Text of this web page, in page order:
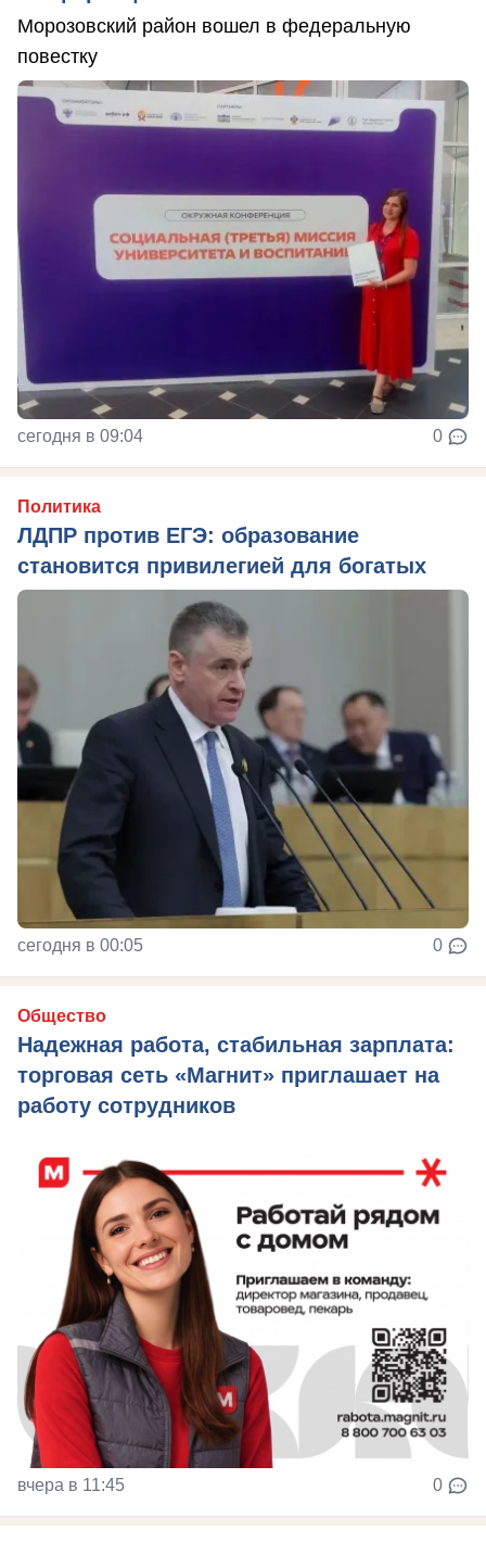
Морозовский район вошел в федеральную
повестку
сегодня в 09:04 0
Политика
ЛДПР против ЕГЭ: образование
становится привилегией для богатых
сегодня в 00:05 0
Общество
Надежная работа, стабильная зарплата:
торговая сеть «Магнит» приглашает на
работу сотрудников
вчера в 11:45 0